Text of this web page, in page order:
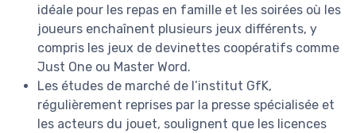
idéale pour les repas en famille et les soirées où les
joueurs enchaînent plusieurs jeux différents, y
compris les jeux de devinettes coopératifs comme
Just One ou Master Word.
Les études de marché de l’institut GfK,
régulièrement reprises par la presse spécialisée et
les acteurs du jouet, soulignent que les licences